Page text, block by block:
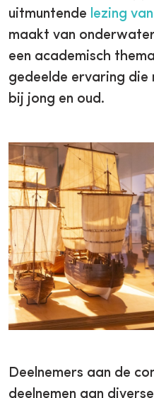
uitmuntende lezing
maakt van
een academisch
gedeelde ervaring
bij jong en oud.
Deelnemers aan de
deelnemen aan